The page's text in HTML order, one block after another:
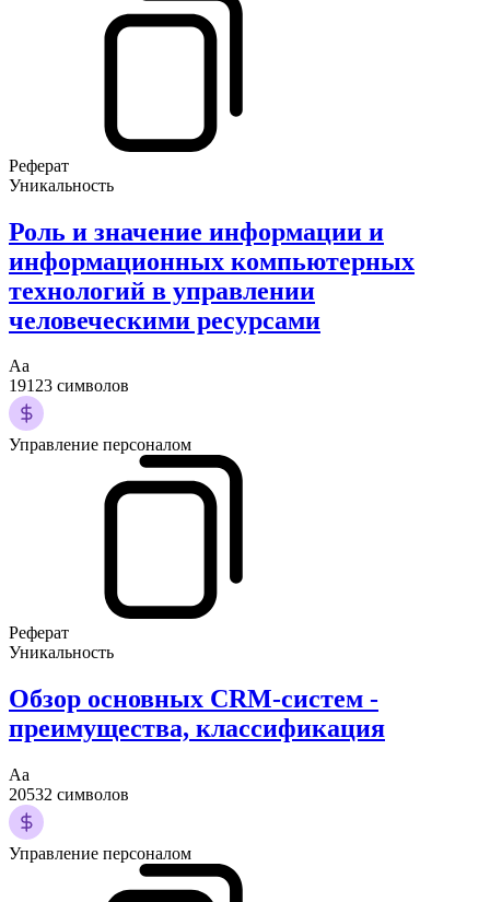
Реферат
Уникальность
Роль и значение информации и
информационных компьютерных
технологий в управлении
человеческими ресурсами
Аа
19123 символов
Управление персоналом
Реферат
Уникальность
Обзор основных CRM-систем -
преимущества, классификация
Аа
20532 символов
Управление персоналом